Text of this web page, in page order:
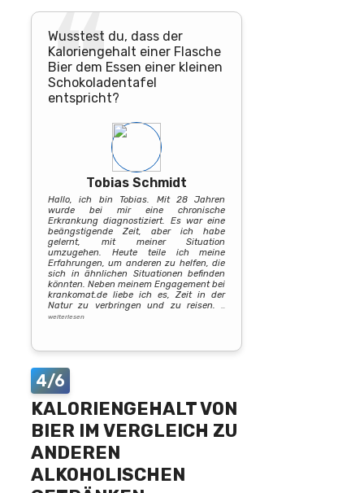
Wusstest du, dass der
Kaloriengehalt einer Flasche
Bier dem Essen einer kleinen
Schokoladentafel
entspricht?
Tobias Schmidt
Hallo, ich bin Tobias. Mit 28 Jahren
wurde bei mir eine chronische
Erkrankung diagnostiziert. Es war eine
beängstigende Zeit, aber ich habe
gelernt, mit meiner Situation
umzugehen. Heute teile ich meine
Erfahrungen, um anderen zu helfen, die
sich in ähnlichen Situationen befinden
könnten. Neben meinem Engagement bei
krankomat.de liebe ich es, Zeit in der
Natur zu verbringen und zu reisen.…
weiterlesen
4/6
KALORIENGEHALT VON
BIER IM VERGLEICH ZU
ANDEREN
ALKOHOLISCHEN